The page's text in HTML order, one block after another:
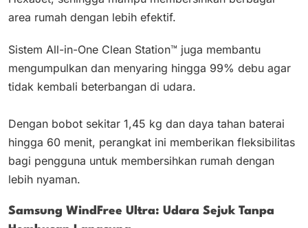
area rumah dengan lebih efektif.
Sistem All-in-One Clean Station™ juga membantu
mengumpulkan dan menyaring hingga 99% debu agar
tidak kembali beterbangan di udara.
Dengan bobot sekitar 1,45 kg dan daya tahan baterai
hingga 60 menit, perangkat ini memberikan fleksibilitas
bagi pengguna untuk membersihkan rumah dengan
lebih nyaman.
Samsung WindFree Ultra: Udara Sejuk Tanpa